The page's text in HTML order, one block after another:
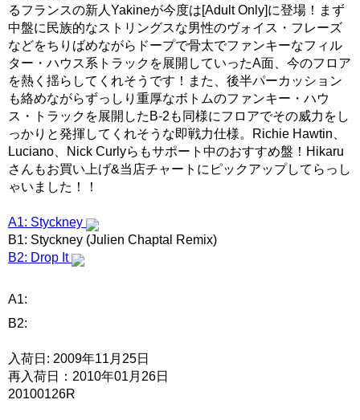
るフランスの新人Yakineが今度は[Adult Only]に登場！まず
中盤に民族的なストリングスな男性のヴォイス・フレーズ
などをちりばめながらドープで骨太でファンキーなフィル
ター・ハウス系トラックを展開していったA面、今のフロア
を熱く揺らしてくれそうです！また、後半パーカッション
も絡めながらずっしり重厚なボトムのファンキー・ハウ
ス・トラックを展開したB-2も同様にフロアでその威力をし
っかりと発揮してくれそうな即戦力仕様。Richie Hawtin、
Luciano、Nick Curlyらもサポート中のおすすめ盤！Hikaru
さんもお買い上げ&当店チャートにピックアップしてらっし
ゃいました！！
A1: Styckney
B1: Styckney (Julien Chaptal Remix)
B2: Drop It
A1:
B2:
入荷日: 2009年11月25日
再入荷日：2010年01月26日
20100126R